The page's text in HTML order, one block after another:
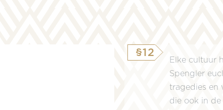
§12
Elke cultuur
Spengler
tragedies en
die ook in